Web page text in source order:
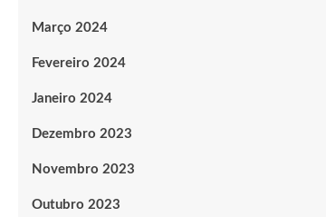
Março 2024
Fevereiro 2024
Janeiro 2024
Dezembro 2023
Novembro 2023
Outubro 2023